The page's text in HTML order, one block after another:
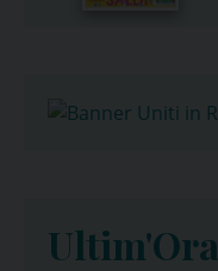
Ultim'Ora